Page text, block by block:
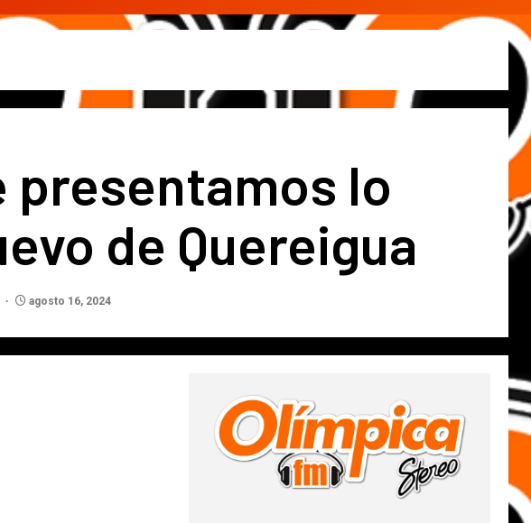
presentamos lo
de Quereigua
agosto 16, 2024